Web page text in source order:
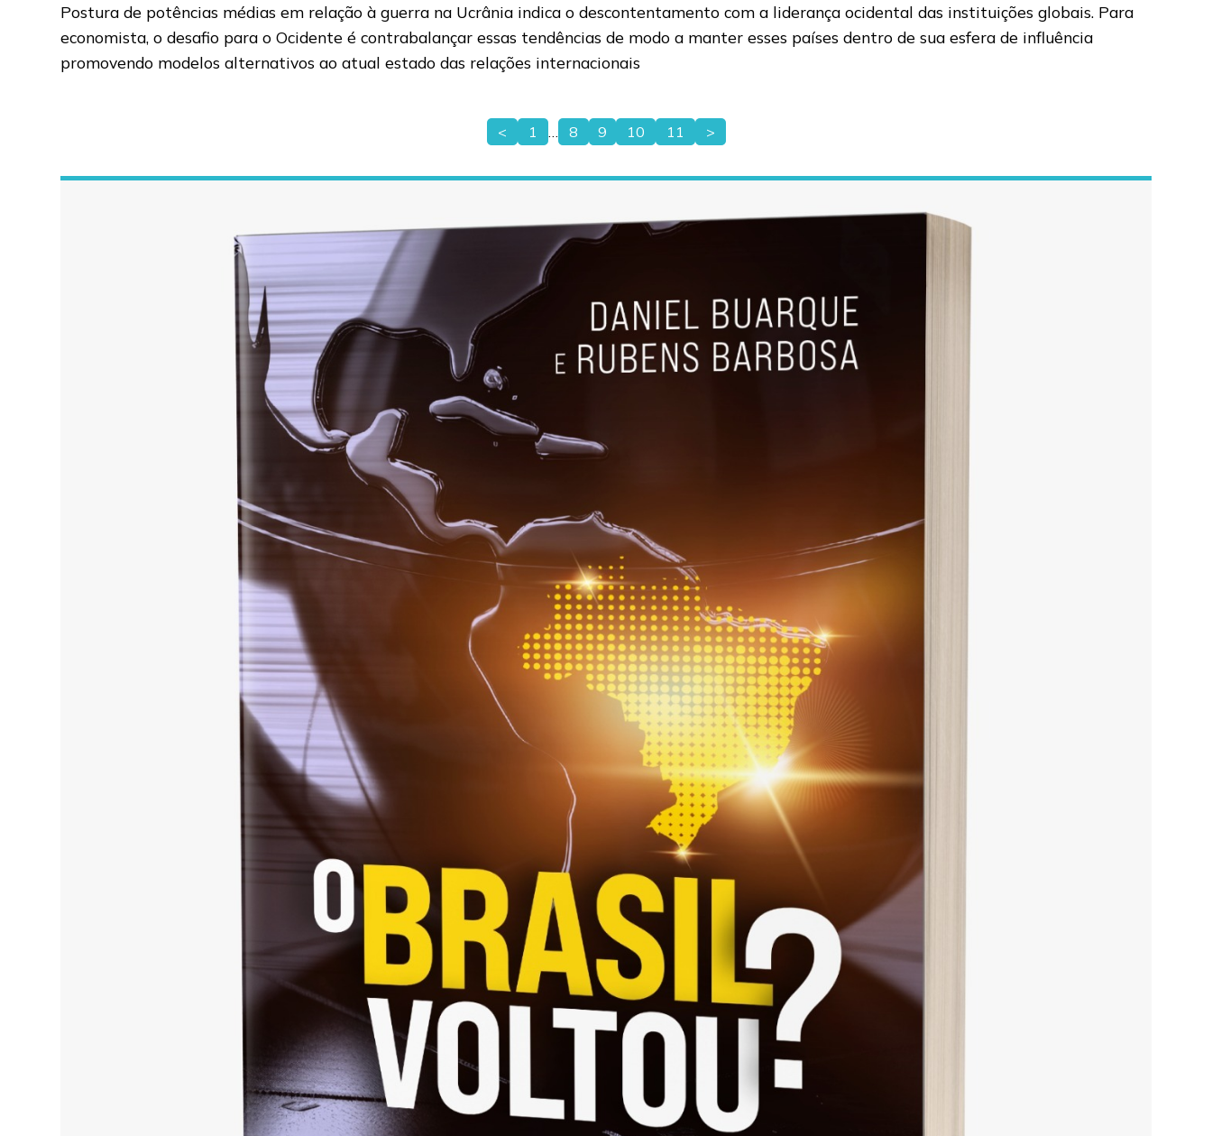
Postura de potências médias em relação à guerra na Ucrânia indica o descontentamento com a liderança ocidental das instituições globais. Para
economista, o desafio para o Ocidente é contrabalançar essas tendências de modo a manter esses países dentro de sua esfera de influência
promovendo modelos alternativos ao atual estado das relações internacionais
Paginação
de
< 1 8 9 10 11 >